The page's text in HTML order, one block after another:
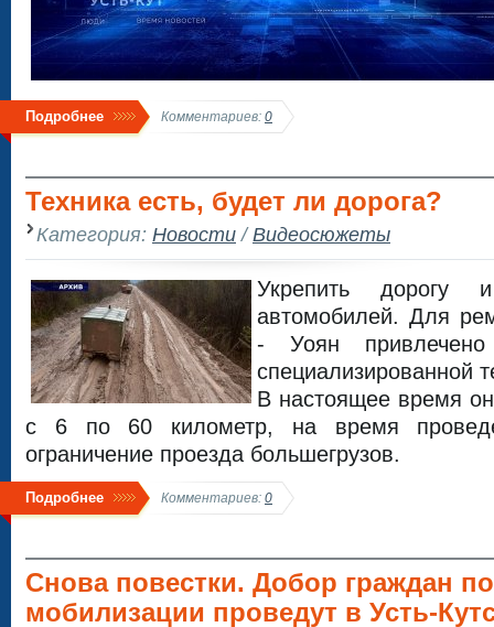
Подробнее Комментариев: 0
Техника есть, будет ли дорога?
Категория: Новости/Видеосюжеты
Укрепить дорогу
автомобилей. Для
- Уоян
специализированной
В настоящее время
с 6 по 60 километр, на время
ограничение проезда большегрузов.
Подробнее Комментариев: 0
Снова повестки. Добор граждан по
мобилизации проведут в Усть-